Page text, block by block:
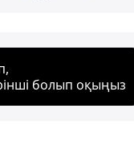
болып оқыңыз